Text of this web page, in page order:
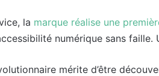
la marque réalise une
numérique sans faille.
mérite d’être